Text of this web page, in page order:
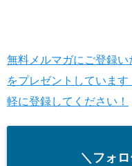
無料メルマガにご登録
をプレゼントしていま
軽に登録してください！
＼フォ